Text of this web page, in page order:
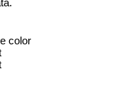
color